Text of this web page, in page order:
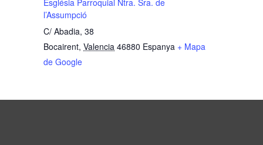
Església Parroquial Ntra. Sra. de
l’Assumpció
C/ Abadia, 38
Bocairent, Valencia 46880 Espanya + Mapa
de Google